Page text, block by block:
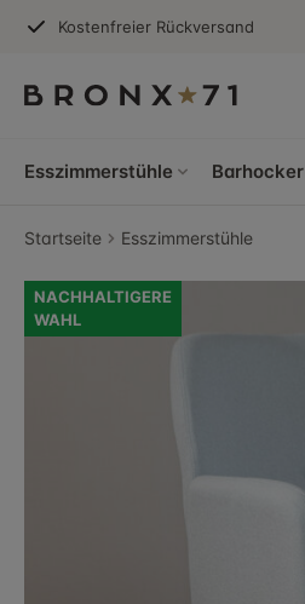
Kostenfreier Rückversand
Esszimmerstühle Barhocker
Startseite Esszimmerstühle
NACHHALTIGERE
WAHL